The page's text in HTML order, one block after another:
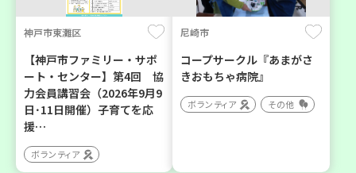
神戸市東灘区
【神戸市ファミリー・サポ
ート・センター】第4回 協
力会員講習会（2026年9月9
日･11日開催）子育てを応
援…
ボランティア
尼崎市
コープサークル『あまがさ
きおもちゃ病院』
ボランティア その他